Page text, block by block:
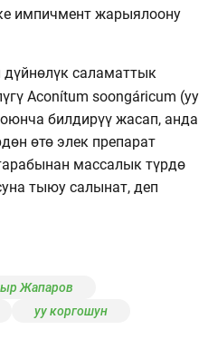
импичмент жарыялоону
саламаттык
Aconítum soongáricum (уу
билдирүү жасап, анда
өтө элек препарат
массалык түрдө
тыюу салынат, деп
Жапаров
уу коргошун